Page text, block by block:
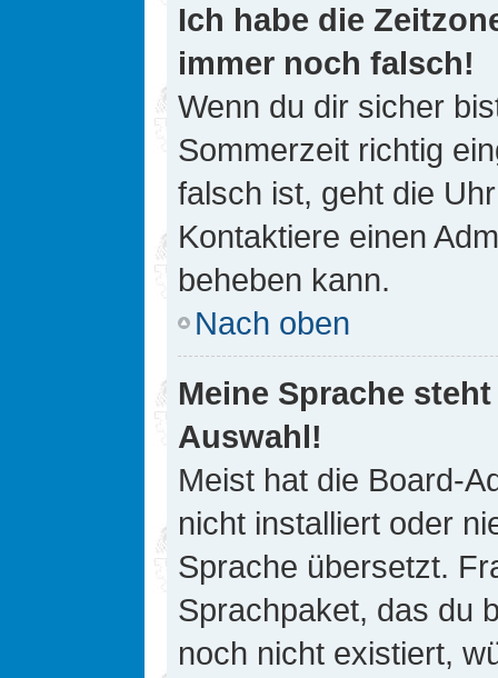
Ich habe die
immer noch falsch!
Wenn du dir sicher
Sommerzeit richtig
falsch ist, geht die
Kontaktiere einen
beheben kann.
Nach oben
Meine Sprache
Auswahl!
Meist hat die Board-
nicht installiert oder
Sprache übersetzt.
Sprachpaket, das du
noch nicht existiert,